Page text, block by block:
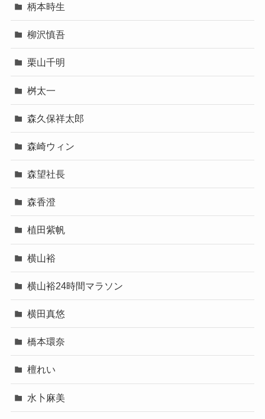
柄本時生
柳沢慎吾
栗山千明
桝太一
森久保祥太郎
森崎ウィン
森望社長
森香澄
植田紫帆
横山裕
横山裕24時間マラソン
横田真悠
橋本環奈
檀れい
水卜麻美